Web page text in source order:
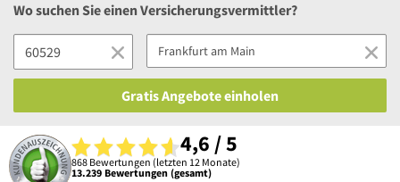
Wo suchen Sie einen Versicherungsvermittler?
Gratis Angebote einholen
4,6 / 5
868 Bewertungen (letzten 12 Monate)
13.239 Bewertungen (gesamt)